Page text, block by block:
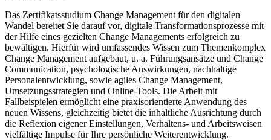
Das Zertifikatsstudium Change Management für den digitalen
Wandel bereitet Sie darauf vor, digitale Transformationsprozesse mit
der Hilfe eines gezielten Change Managements erfolgreich zu
bewältigen. Hierfür wird umfassendes Wissen zum Themenkomplex
Change Management aufgebaut, u. a. Führungsansätze und Change
Communication, psychologische Auswirkungen, nachhaltige
Personalentwicklung, sowie agiles Change Management,
Umsetzungsstrategien und Online-Tools. Die Arbeit mit
Fallbeispielen ermöglicht eine praxisorientierte Anwendung des
neuen Wissens, gleichzeitig bietet die inhaltliche Ausrichtung durch
die Reflexion eigener Einstellungen, Verhaltens- und Arbeitsweisen
vielfältige Impulse für Ihre persönliche Weiterentwicklung.